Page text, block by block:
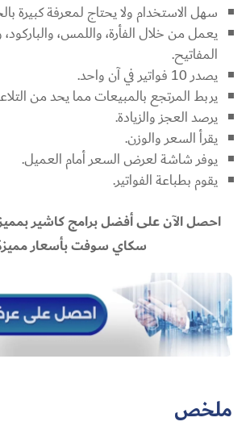
سهل الاستخدام ولا يحتاج لمعرفة كبيرة
يعمل من خلال الفأرة، واللمس، والباركود،
المفاتيح.
يصدر 10 فواتير في آن واحد.
يربط المرتجع بالمبيعات مما يحد من
يرصد العجز والزيادة.
يقرأ السعر والوزن.
يوفر شاشة لعرض السعر أمام العميل.
يقوم بطباعة الفواتير.
احصل الآن على أفضل برامج كاشير
سكاي سوفت بأسعار
ملخص